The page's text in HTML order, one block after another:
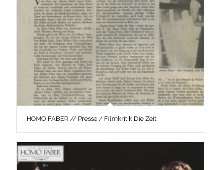
HOMO FABER // Presse / Filmkritik Die Zeit